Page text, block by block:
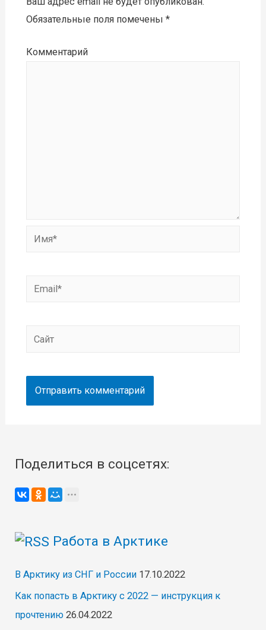
Обязательные поля помечены *
Комментарий
Имя*
Email*
Сайт
Поделиться в соцсетях:
Работа в Арктике
В Арктику из СНГ и России 17.10.2022
Как попасть в Арктику с 2022 — инструкция к
прочтению 26.04.2022